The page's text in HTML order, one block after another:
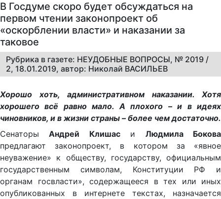
В Госдуме скоро будет обсуждаться на
первом чтении законопроект об
«оскорблении власти» и наказании за
таковое
Рубрика в газете: НЕУДОБНЫЕ ВОПРОСЫ, № 2019 /
2, 18.01.2019, автор: Николай ВАСИЛЬЕВ
Хорошо хоть, административном наказании. Хотя
хорошего всё равно мало. А плохого – и в идеях
чиновников, и в жизни страны – более чем достаточно.
СенаторыАндрей Клишаси Людмила Бокова
предлагают законопроект, в котором за «явное
неуважение» к обществу, государству, официальным
государственным символам, Конституции РФ и
органам госвласти», содержащееся в тех или иных
опубликованных в интернете текстах, назначается